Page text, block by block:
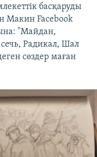
басқаруды
Макин Facebook
"Майдан,
Радикал, Шал
сөздер маған